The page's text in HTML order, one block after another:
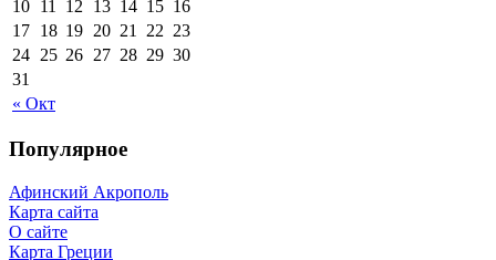
« Окт
10 11 12 13 14 15 16
17 18 19 20 21 22 23
24 25 26 27 28 29 30
31
Популярное
Афинский Акрополь
Карта сайта
О сайте
Карта Греции